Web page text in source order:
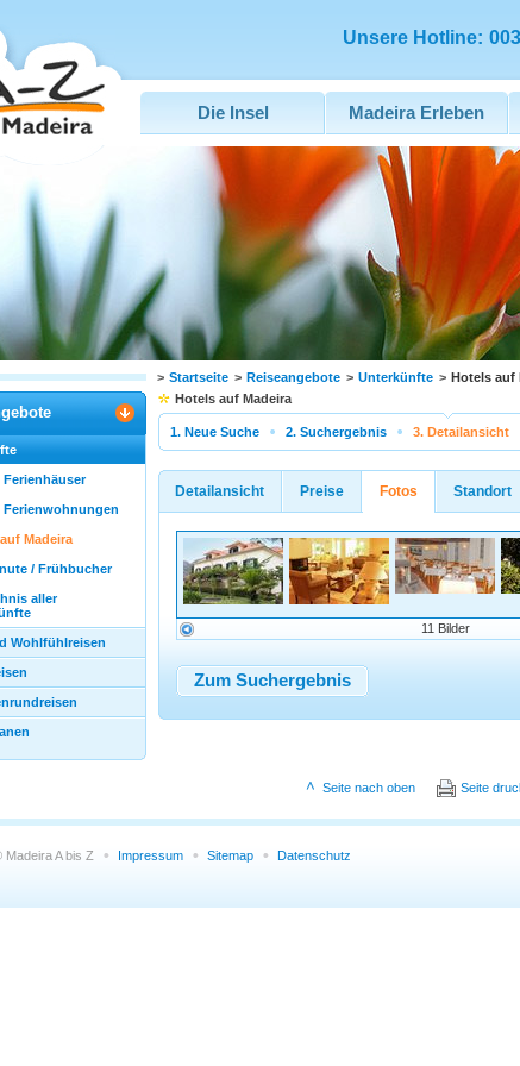
Unsere Hotline:
Die Insel Madeira Erleben
> Startseite > Reiseangebote > Unterkünfte > Hotels auf
Ferienhäuser
Ferienwohnungen
Madeira
/ Frühbucher
aller
Wohlfühlreisen
Hotels auf Madeira
1. Neue Suche 2. Suchergebnis 3. Detailansicht
Detailansicht Preise Fotos Standort
11 Bilder
Zum Suchergebnis
Seite nach oben Seite
A bis Z Impressum Sitemap Datenschutz